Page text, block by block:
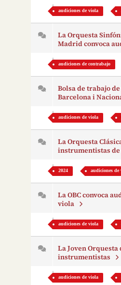
audiciones de viola
La Orquesta
Madrid convoca
audiciones de contrabajo
Bolsa de trabajo
Barcelona i
audiciones de viola
La Orquesta
instrumentistas
2024 audiciones de
La OBC convoca
viola
audiciones de viola
La Joven Orquesta
instrumentistas
audiciones de viola